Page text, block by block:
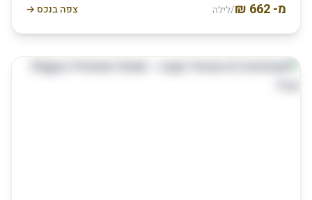
מ- /לילה צפה בנכס →